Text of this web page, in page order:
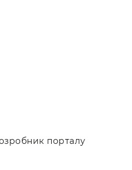
порталу